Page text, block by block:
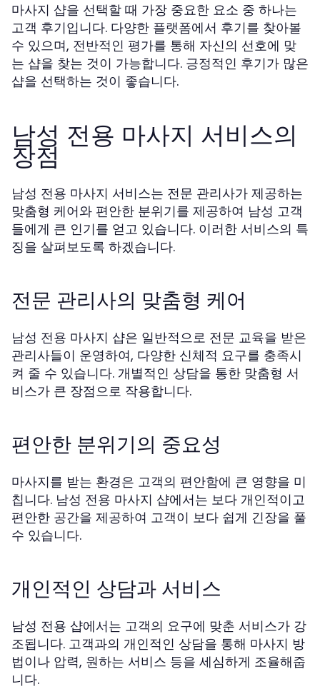
마사지 샵을 선택할 때 가장 중요한 요소 중 하나는
고객 후기입니다. 다양한 플랫폼에서 후기를 찾아볼
수 있으며, 전반적인 평가를 통해 자신의 선호에 맞
는 샵을 찾는 것이 가능합니다. 긍정적인 후기가 많은
샵을 선택하는 것이 좋습니다.
남성 전용 마사지 서비스의
장점
남성 전용 마사지 서비스는 전문 관리사가 제공하는
맞춤형 케어와 편안한 분위기를 제공하여 남성 고객
들에게 큰 인기를 얻고 있습니다. 이러한 서비스의 특
징을 살펴보도록 하겠습니다.
전문 관리사의 맞춤형 케어
남성 전용 마사지 샵은 일반적으로 전문 교육을 받은
관리사들이 운영하여, 다양한 신체적 요구를 충족시
켜 줄 수 있습니다. 개별적인 상담을 통한 맞춤형 서
비스가 큰 장점으로 작용합니다.
편안한 분위기의 중요성
마사지를 받는 환경은 고객의 편안함에 큰 영향을 미
칩니다. 남성 전용 마사지 샵에서는 보다 개인적이고
편안한 공간을 제공하여 고객이 보다 쉽게 긴장을 풀
수 있습니다.
개인적인 상담과 서비스
남성 전용 샵에서는 고객의 요구에 맞춘 서비스가 강
조됩니다. 고객과의 개인적인 상담을 통해 마사지 방
법이나 압력, 원하는 서비스 등을 세심하게 조율해줍
니다.